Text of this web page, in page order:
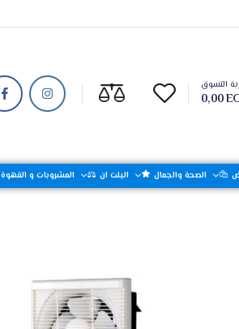
0,00
المشروبات و القهوة البلت ان الصحة والجمال